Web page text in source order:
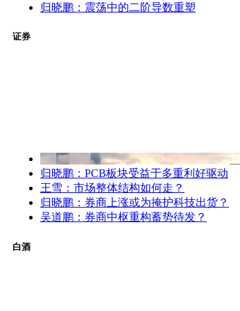
归晓鹏：震荡中的二阶导数重塑
证券
归晓鹏：PCB板块受益于多重利好驱动
王雪：市场整体结构如何走？
归晓鹏：券商上涨或为掩护科技出货？
吴道鹏：券商中枢重构蓄势待发？
白酒